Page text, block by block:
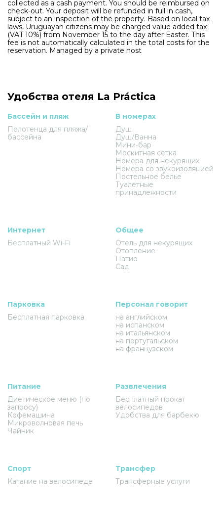
collected as a cash payment. You should be reimbursed on
check-out. Your deposit will be refunded in full in cash,
subject to an inspection of the property. Based on local tax
laws, Uruguayan citizens may be charged value added tax
(VAT 10%) from November 15 to the day after Easter. This
fee is not automatically calculated in the total costs for the
reservation. Managed by a private host
Удобства отеля La Práctica
Бассейн и пляж
Полотенца для пляжа/
бассейна
В номерах
Душ
Душ/Ванна
Мини-бар
Москитная сетка
Номера для некурящих
Номера со звукоизоляцией
Постельное белье
Туалетные
принадлежности
Интернет
Бесплатный Wi-Fi
Общее
Отель для некурящих
Отопление
Патио
Сад
Парковка
Бесплатная парковка
Персонал говорит
на английском
на испанском
на итальянском
на португальском
на французском
Питание
Диетическое меню (по
запросу)
Кофемашина
Микроволновая печь
Чайник
Развлечения
Бесплатный прокат
велосипедов
Удобства для барбекю
Спорт
Катание на велосипеде
Трансфер
Трансферные услуги